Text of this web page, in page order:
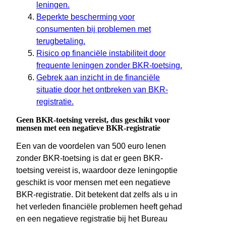
leningen.
Beperkte bescherming voor
consumenten bij problemen met
terugbetaling.
Risico op financiële instabiliteit door
frequente leningen zonder BKR-toetsing.
Gebrek aan inzicht in de financiële
situatie door het ontbreken van BKR-
registratie.
Geen BKR-toetsing vereist, dus geschikt voor
mensen met een negatieve BKR-registratie
Een van de voordelen van 500 euro lenen
zonder BKR-toetsing is dat er geen BKR-
toetsing vereist is, waardoor deze leningoptie
geschikt is voor mensen met een negatieve
BKR-registratie. Dit betekent dat zelfs als u in
het verleden financiële problemen heeft gehad
en een negatieve registratie bij het Bureau